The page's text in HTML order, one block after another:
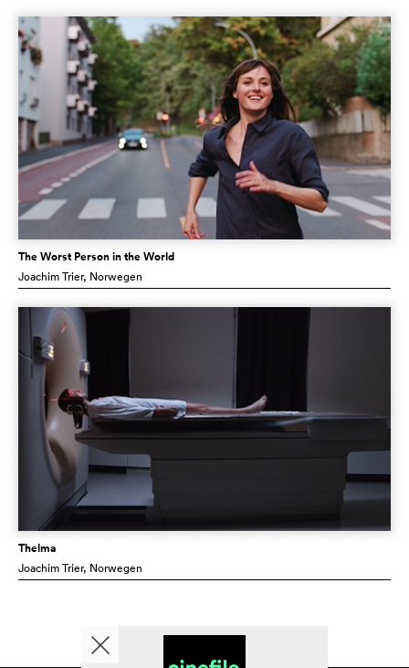
The Worst Person in the World
Joachim Trier, Norwegen
Thelma
Joachim Trier, Norwegen